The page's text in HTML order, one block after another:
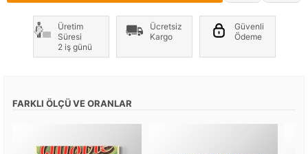
Üretim
Süresi
2 iş günü
Ücretsiz
Kargo
Güvenli
Ödeme
FARKLI ÖLÇÜ VE ORANLAR